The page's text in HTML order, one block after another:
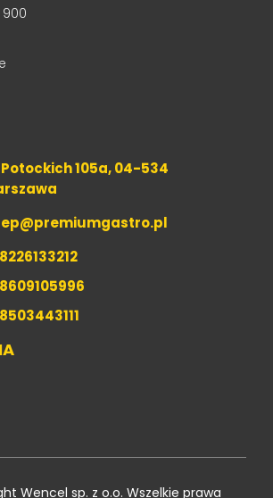
105a, 04-534
Wencel sp. z o.o. Wszelkie prawa